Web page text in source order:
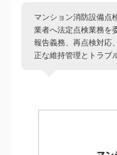
マンション消防設備点
業者へ法定点検業務を
報告義務、再点検対応
正な維持管理とトラブ